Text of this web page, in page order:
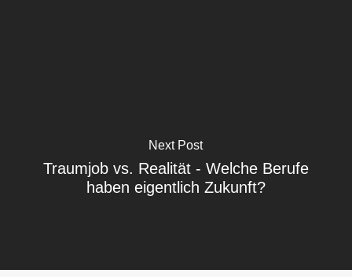
Next Post
Traumjob vs. Realität - Welche Berufe
haben eigentlich Zukunft?